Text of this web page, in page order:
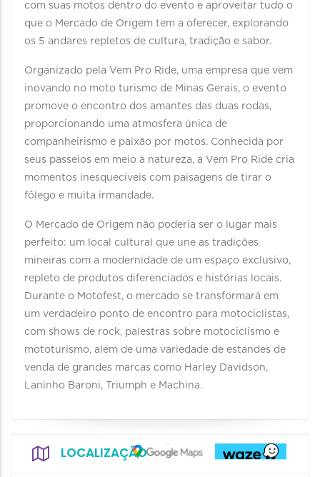
com suas motos dentro do evento e aproveitar tudo o
que o Mercado de Origem tem a oferecer, explorando
os 5 andares repletos de cultura, tradição e sabor.
Organizado pela Vem Pro Ride, uma empresa que vem
inovando no moto turismo de Minas Gerais, o evento
promove o encontro dos amantes das duas rodas,
proporcionando uma atmosfera única de
companheirismo e paixão por motos. Conhecida por
seus passeios em meio à natureza, a Vem Pro Ride cria
momentos inesquecíveis com paisagens de tirar o
fôlego e muita irmandade.
O Mercado de Origem não poderia ser o lugar mais
perfeito: um local cultural que une as tradições
mineiras com a modernidade de um espaço exclusivo,
repleto de produtos diferenciados e histórias locais.
Durante o Motofest, o mercado se transformará em
um verdadeiro ponto de encontro para motociclistas,
com shows de rock, palestras sobre motociclismo e
mototurismo, além de uma variedade de estandes de
venda de grandes marcas como Harley Davidson,
Laninho Baroni, Triumph e Machina.
LOCALIZAÇÃO